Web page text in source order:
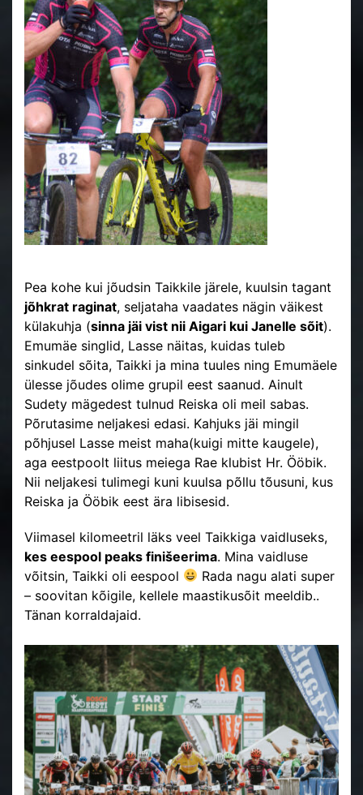
Pea kohe kui jõudsin Taikkile järele, kuulsin tagant
jõhkrat raginat, seljataha vaadates nägin väikest
külakuhja (sinna jäi vist nii Aigari kui Janelle sõit).
Emumäe singlid, Lasse näitas, kuidas tuleb
sinkudel sõita, Taikki ja mina tuules ning Emumäele
ülesse jõudes olime grupil eest saanud. Ainult
Sudety mägedest tulnud Reiska oli meil sabas.
Põrutasime neljakesi edasi. Kahjuks jäi mingil
põhjusel Lasse meist maha(kuigi mitte kaugele),
aga eestpoolt liitus meiega Rae klubist Hr. Ööbik.
Nii neljakesi tulimegi kuni kuulsa põllu tõusuni, kus
Reiska ja Ööbik eest ära libisesid.
Viimasel kilomeetril läks veel Taikkiga vaidluseks,
kes eespool peaks finišeerima. Mina vaidluse
võitsin, Taikki oli eespool
Rada nagu alati super
– soovitan kõigile, kellele maastikusõit meeldib..
Tänan korraldajaid.